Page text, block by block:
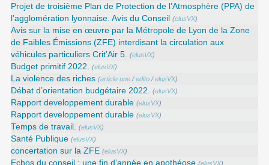
Projet de troisième Plan de Protection de l’Atmosphère (PPA) de
l’agglomération lyonnaise. Avis du Conseil
(elusVX)
Avis sur la mise en œuvre par la Métropole de Lyon de la Zone
de Faibles Émissions (ZFE) interdisant la circulation aux
véhicules particuliers Crit’Air 5. (elusVX)
Budget primitif 2022. (elusVX)
La violence des riches (article une/edito/elusVX)
Débat d’orientation budgétaire 2022. (elusVX)
Rapport developpement durable (elusVX)
Rapport developpement durable (elusVX)
Temps de travail. (elusVX)
Santé Publique (elusVX)
concertation sur la ZFE (elusVX)
Echos du conseil : une fin d’année en apothéose (elusVX)